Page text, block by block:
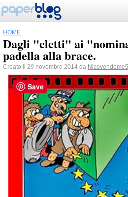
HOME
Dagli "eletti" ai
padella alla brace.
Creato il 29 novembre 2014 da
Save